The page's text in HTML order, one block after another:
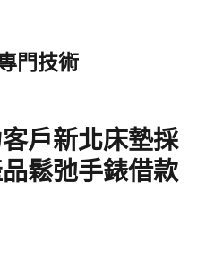
門技術
戶新北床墊採
鬆弛手錶借款